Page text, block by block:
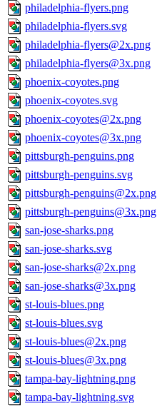
philadelphia-flyers.png
philadelphia-flyers.svg
philadelphia-flyers@2x.png
philadelphia-flyers@3x.png
phoenix-coyotes.png
phoenix-coyotes.svg
phoenix-coyotes@2x.png
phoenix-coyotes@3x.png
pittsburgh-penguins.png
pittsburgh-penguins.svg
pittsburgh-penguins@2x.png
pittsburgh-penguins@3x.png
san-jose-sharks.png
san-jose-sharks.svg
san-jose-sharks@2x.png
san-jose-sharks@3x.png
st-louis-blues.png
st-louis-blues.svg
st-louis-blues@2x.png
st-louis-blues@3x.png
tampa-bay-lightning.png
tampa-bay-lightning.svg